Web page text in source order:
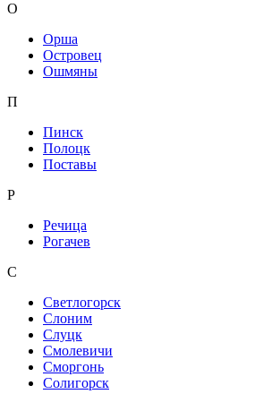
О
Орша
Островец
Ошмяны
П
Пинск
Полоцк
Поставы
Р
Речица
Рогачев
С
Светлогорск
Слоним
Слуцк
Смолевичи
Сморгонь
Солигорск